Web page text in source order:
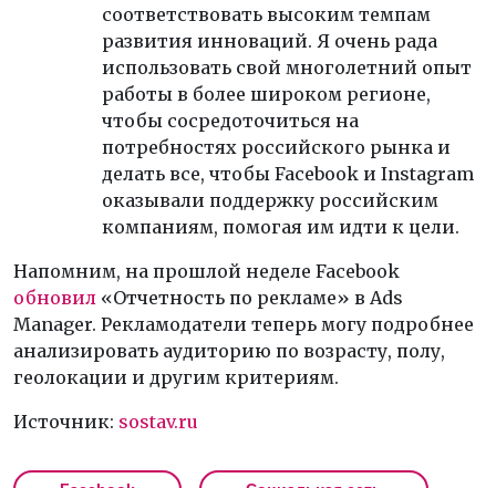
соответствовать высоким темпам
развития инноваций. Я очень рада
использовать свой многолетний опыт
работы в более широком регионе,
чтобы сосредоточиться на
потребностях российского рынка и
делать все, чтобы Facebook и Instagram
оказывали поддержку российским
компаниям, помогая им идти к цели.
Напомним, на прошлой неделе Facebook
обновил «Отчетность по рекламе» в Ads
Manager. Рекламодатели теперь могу подробнее
анализировать аудиторию по возрасту, полу,
геолокации и другим критериям.
Источник: sostav.ru